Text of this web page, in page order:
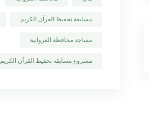
مسابقة تحفيظ القرآن الكريم
مساجد محافظة الفروانية
مشروع مسابقة تحفيظ القرآن الكريم